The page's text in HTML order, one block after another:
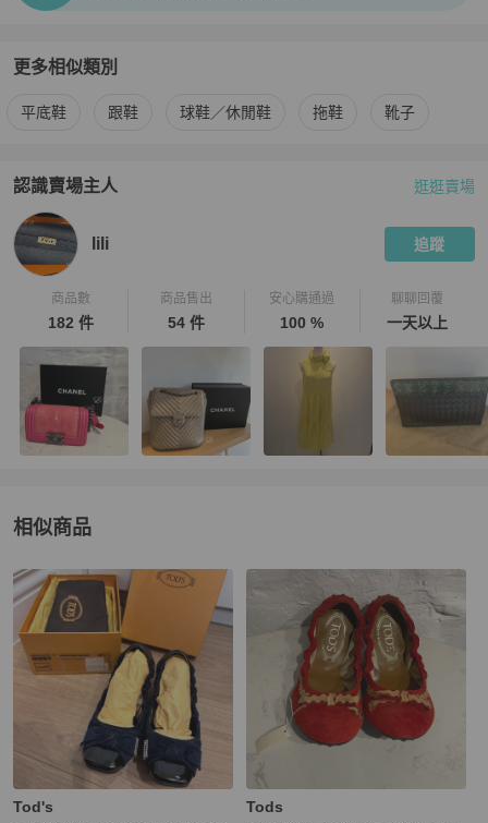
更多相似類別
更多Tod's 相似商品推薦
平底鞋 跟鞋 球鞋／休閒鞋 拖鞋 靴子
認識賣場主人
PopChill 拍拍圈嚴選賣家
逛逛賣場
lili 追蹤
商品數
182 件
商品售出
54 件
安心購通過
100 %
聊聊回覆
一天以上
相似商品
更多相似 Tod's女鞋推薦精品
Tod's Tods